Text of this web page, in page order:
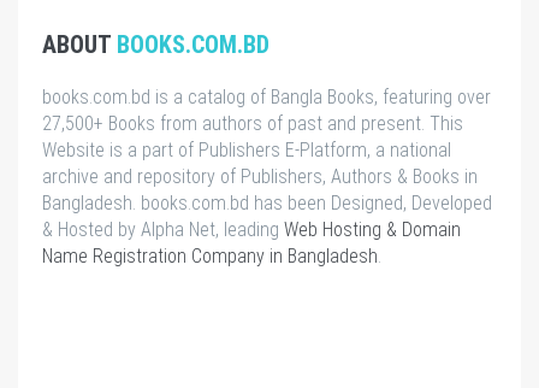
ABOUT BOOKS.COM.BD
books.com.bd is a catalog of Bangla Books, featuring over
27,500+ Books from authors of past and present. This
Website is a part of Publishers E-Platform, a national
archive and repository of Publishers, Authors & Books in
Bangladesh. books.com.bd has been Designed, Developed
& Hosted by Alpha Net, leading Web Hosting & Domain
Name Registration Company in Bangladesh.